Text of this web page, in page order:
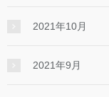
2021年10月
2021年9月